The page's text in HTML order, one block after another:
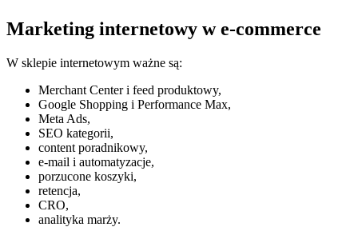
Marketing internetowy w e-commerce
W sklepie internetowym ważne są:
Merchant Center i feed produktowy,
Google Shopping i Performance Max,
Meta Ads,
SEO kategorii,
content poradnikowy,
e-mail i automatyzacje,
porzucone koszyki,
retencja,
CRO,
analityka marży.